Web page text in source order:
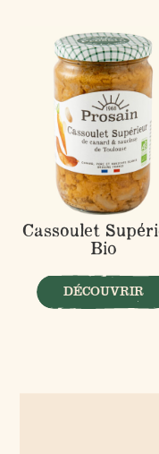
Cassoulet
Bio
DÉCOUVRIR